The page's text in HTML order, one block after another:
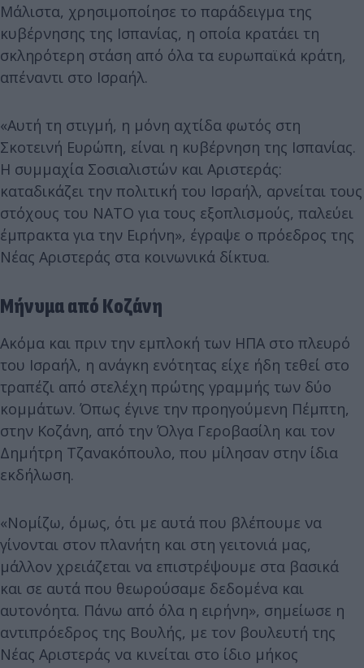
Μάλιστα, χρησιμοποίησε το παράδειγμα της
κυβέρνησης της Ισπανίας, η οποία κρατάει τη
σκληρότερη στάση από όλα τα ευρωπαϊκά κράτη,
απέναντι στο Ισραήλ.
«Αυτή τη στιγμή, η μόνη αχτίδα φωτός στη
Σκοτεινή Ευρώπη, είναι η κυβέρνηση της Ισπανίας.
Η συμμαχία Σοσιαλιστών και Αριστεράς:
καταδικάζει την πολιτική του Ισραήλ, αρνείται τους
στόχους του ΝΑΤΟ για τους εξοπλισμούς, παλεύει
έμπρακτα για την Ειρήνη», έγραψε ο πρόεδρος της
Νέας Αριστεράς στα κοινωνικά δίκτυα.
Μήνυμα από Κοζάνη
Ακόμα και πριν την εμπλοκή των ΗΠΑ στο πλευρό
του Ισραήλ, η ανάγκη ενότητας είχε ήδη τεθεί στο
τραπέζι από στελέχη πρώτης γραμμής των δύο
κομμάτων. Όπως έγινε την προηγούμενη Πέμπτη,
στην Κοζάνη, από την Όλγα Γεροβασίλη και τον
Δημήτρη Τζανακόπουλο, που μίλησαν στην ίδια
εκδήλωση.
«Νομίζω, όμως, ότι με αυτά που βλέπουμε να
γίνονται στον πλανήτη και στη γειτονιά μας,
μάλλον χρειάζεται να επιστρέψουμε στα βασικά
και σε αυτά που θεωρούσαμε δεδομένα και
αυτονόητα. Πάνω από όλα η ειρήνη», σημείωσε η
αντιπρόεδρος της Βουλής, με τον βουλευτή της
Νέας Αριστεράς να κινείται στο ίδιο μήκος